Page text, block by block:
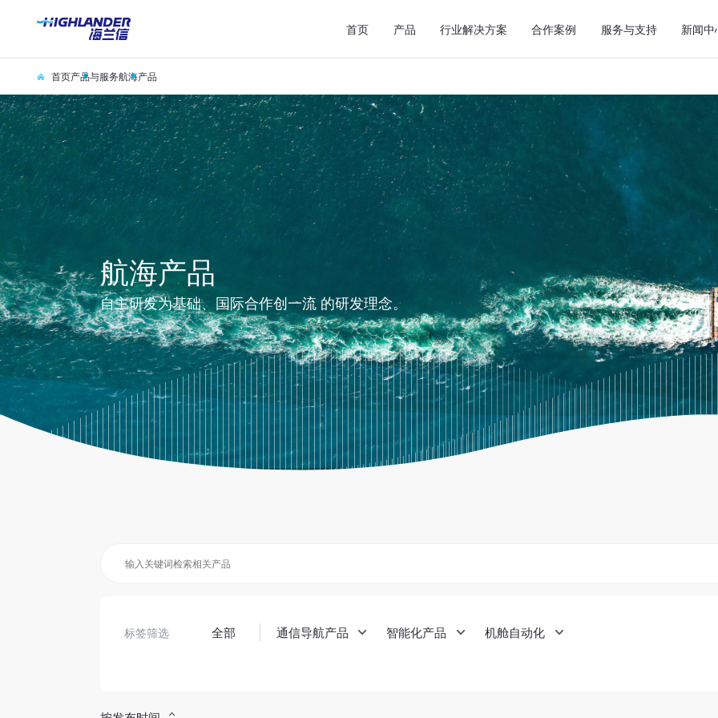
首页 产品 行业解决方案 合作案例 服务与支持 新闻中
首页产品与服务航海产品
航海产品
自主研发为基础、国际合作创一流 的研发理念。
标签筛选 全部 通信导航产品 智能化产品 机舱自动化